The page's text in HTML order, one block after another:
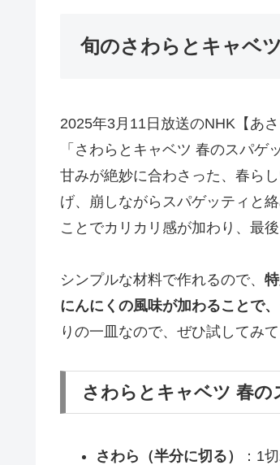
旬のさわらとキャベ
2025年3月11日放送のNHK【あ
「さわらとキャベツ 春のスパ
甘みが絶妙に合わさった、春ら
げ、崩しながらスパゲッティと
ことでカリカリ感が加わり、最
シンプルな材料で作れるので、
にんにくの風味が加わることで
りの一皿なので、ぜひ試してみて
さわらとキャベツ 春の
さわら（半分に切る）
：1